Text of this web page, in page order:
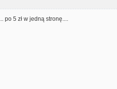
po 5 zł w jedną stronę....